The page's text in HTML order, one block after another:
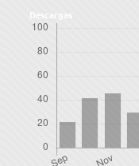
Descargas